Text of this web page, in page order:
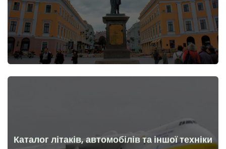
Пам'ятники, витвори мистецтва до та після початку
війни
Каталог літаків, автомобілів та іншої техніки
Докладніше